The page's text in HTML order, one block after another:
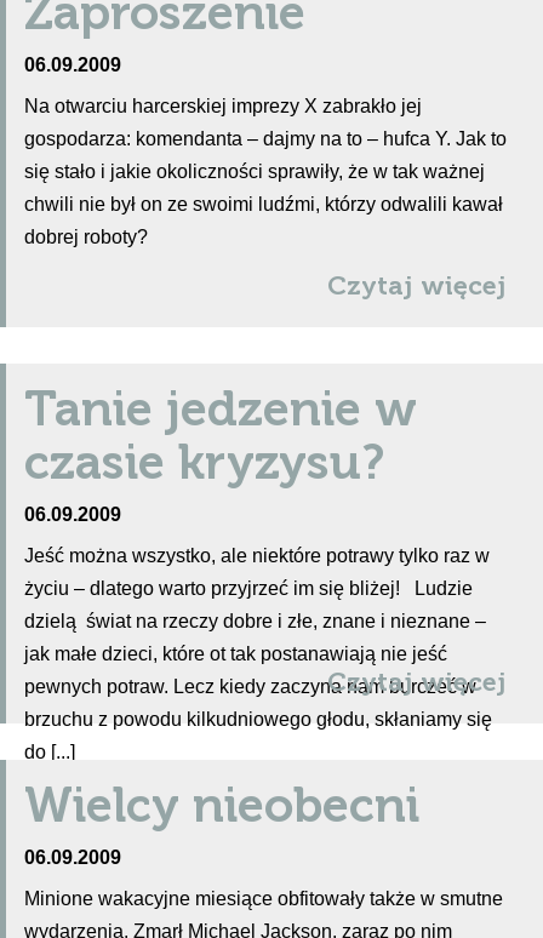
Zaproszenie
06.09.2009
Na otwarciu harcerskiej imprezy X zabrakło jej
gospodarza: komendanta – dajmy na to – hufca Y. Jak to
się stało i jakie okoliczności sprawiły, że w tak ważnej
chwili nie był on ze swoimi ludźmi, którzy odwalili kawał
dobrej roboty?
Czytaj więcej
Tanie jedzenie w
czasie kryzysu?
06.09.2009
Jeść można wszystko, ale niektóre potrawy tylko raz w
życiu – dlatego warto przyjrzeć im się bliżej! Ludzie
dzielą świat na rzeczy dobre i złe, znane i nieznane –
jak małe dzieci, które ot tak postanawiają nie jeść
pewnych potraw. Lecz kiedy zaczyna nam burczeć w
brzuchu z powodu kilkudniowego głodu, skłaniamy się
do [...]
Czytaj więcej
Wielcy nieobecni
06.09.2009
Minione wakacyjne miesiące obfitowały także w smutne
wydarzenia. Zmarł Michael Jackson, zaraz po nim